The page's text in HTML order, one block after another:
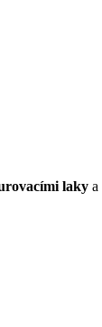
laky a